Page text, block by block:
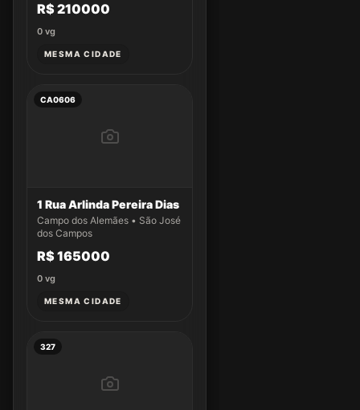
R$ 210000
0 vg
MESMA CIDADE
CA0606
1 Rua Arlinda Pereira Dias
Campo dos Alemães • São José
dos Campos
R$ 165000
0 vg
MESMA CIDADE
327